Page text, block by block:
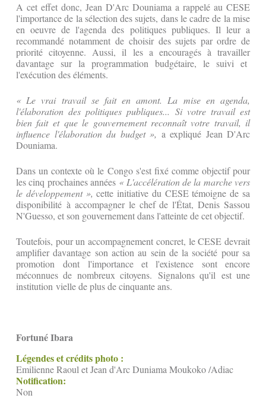
‎‎A cet effet donc, Jean D'Arc Douniama a rappelé au CESE
l'importance de la sélection des sujets, dans le cadre de la mise
en oeuvre de l'agenda des politiques publiques. Il leur a
recommandé notamment de choisir des sujets par ordre de
priorité citoyenne. Aussi, il les a encouragés à travailler
davantage sur la programmation budgétaire, le suivi et
l'exécution des éléments.
‎« Le vrai travail se fait en amont. La mise en agenda,
l'élaboration des politiques publiques... Si votre travail est
bien fait et que le gouvernement reconnaît votre travail, il
influence l'élaboration du budget », a expliqué Jean D'Arc
Douniama.
‎‎Dans un contexte où le Congo s'est fixé comme objectif pour
les cinq prochaines années « L'accélération de la marche vers
le développement », cette initiative du CESE témoigne de sa
disponibilité à accompagner le chef de l'État, Denis Sassou
N'Guesso, et son gouvernement dans l'atteinte de cet objectif.
‎Toutefois, pour un accompagnement concret, le CESE devrait
amplifier davantage son action au sein de la société pour sa
promotion dont l'importance et l'existence sont encore
méconnues de nombreux citoyens. ‎Signalons qu'il est une
institution vielle de plus de cinquante ans.
Fortuné Ibara
Légendes et crédits photo :
Emilienne Raoul et Jean d'Arc Duniama Moukoko /Adiac
Notification:
Non